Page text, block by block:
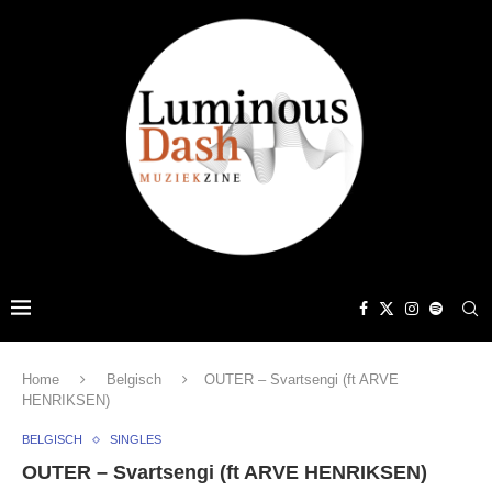
Home Belgisch
OUTER – Svartsengi (ft ARVE
HENRIKSEN)
BELGISCH SINGLES
OUTER – Svartsengi (ft ARVE HENRIKSEN)